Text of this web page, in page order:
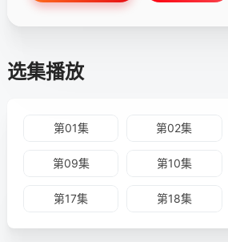
选集播放
第01集 第02集
第09集 第10集
第17集 第18集